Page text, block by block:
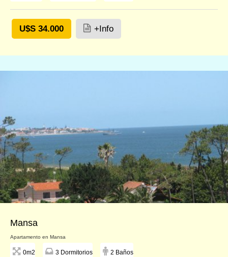
U$S 34.000 +Info
Mansa
Apartamento en Mansa
0m2 3 Dormitorios 2 Baños